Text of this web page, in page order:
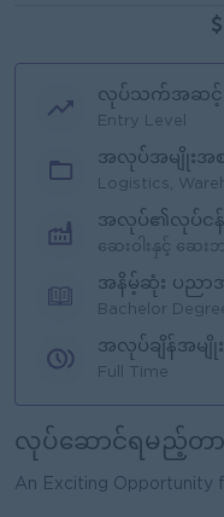
လုပ်သက်အဆင့်
Entry Level
အလုပ်အမျိုးအစ
Logistics,
အလုပ်၏လုပ်ငန်း
ဆေးဝါးနှင့် ဆေ
အနိမ့်ဆုံး ပညာ
Bachelor
အလုပ်ချိန်အမျို
Full Time
လုပ်ဆောင်ရမည့်တာဝ
An Exciting Opportunity